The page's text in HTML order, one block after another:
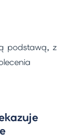
podstawą, z